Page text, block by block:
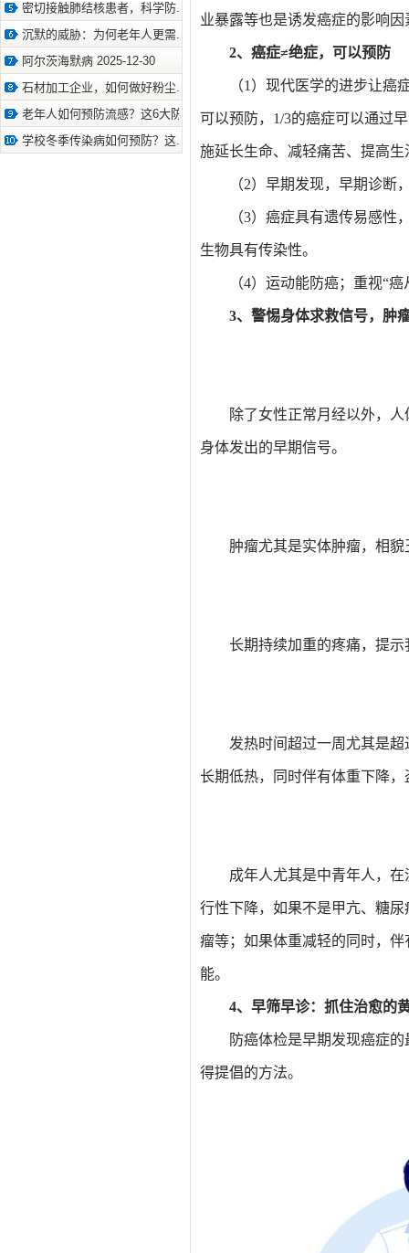
密切接触肺结核患者，科学防.. 2026-4-9
沉默的威胁：为何老年人更需.. 2026-4-8
阿尔茨海默病 2025-12-30
石材加工企业，如何做好粉尘.. 2025-12-15
老年人如何预防流感？这6大防.. 2023-9-26
学校冬季传染病如何预防？这.. 2024-10-12
业暴露等也是诱发癌症的影响因
2、癌症≠绝症，可以预防
（1）现代医学的进步让癌
可以预防，1/3的癌症可以通过
施延长生命、减轻痛苦、提高生
（2）早期发现，早期诊断
（3）癌症具有遗传易感
生物具有传染性。
（4）运动能防癌；重视“
3、警惕身体求救信号，肿
除了女性正常月经以外，
身体发出的早期信号。
肿瘤尤其是实体肿瘤，相
长期持续加重的疼痛，提
发热时间超过一周尤其是
长期低热，同时伴有体重下降
成年人尤其是中青年人，
行性下降，如果不是甲亢、糖
瘤等；如果体重减轻的同时，
能。
4、早筛早诊：抓住治愈的
防癌体检是早期发现癌症
得提倡的方法。